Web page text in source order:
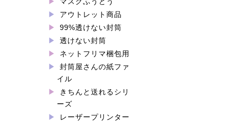
アウトレット商品
99%透けない封筒
透けない封筒
ネットフリマ梱包用
封筒屋さんの紙ファ
イル
きちんと送れるシリ
ーズ
レーザープリンター